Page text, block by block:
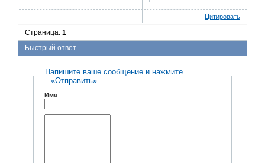
Цитировать
Страница:1
Быстрый ответ
Напишите ваше сообщение и нажмите
«Отправить»
Имя